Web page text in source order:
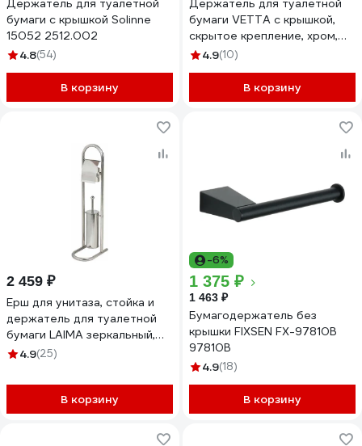
Держатель для туалетной
бумаги с крышкой Solinne
15052 2512.002
4.8(54)
В корзину
Держатель для туалетной
бумаги VETTA с крышкой,
скрытое крепление, хром,
нерж.сталь 555-003
4.9(10)
В корзину
2 459 ₽
Ерш для унитаза, стойка и
держатель для туалетной
бумаги LAIMA зеркальный,
нержавеющая сталь
4.9(25)
В корзину
-6%
1 375 ₽
1 463 ₽
Бумагодержатель без
крышки FIXSEN FX-97810B
97810B
4.9(18)
В корзину